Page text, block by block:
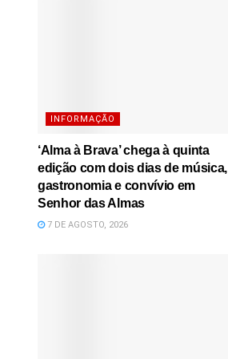
INFORMAÇÃO
‘Alma à Brava’ chega à quinta
edição com dois dias de música,
gastronomia e convívio em
Senhor das Almas
7 DE AGOSTO, 2026